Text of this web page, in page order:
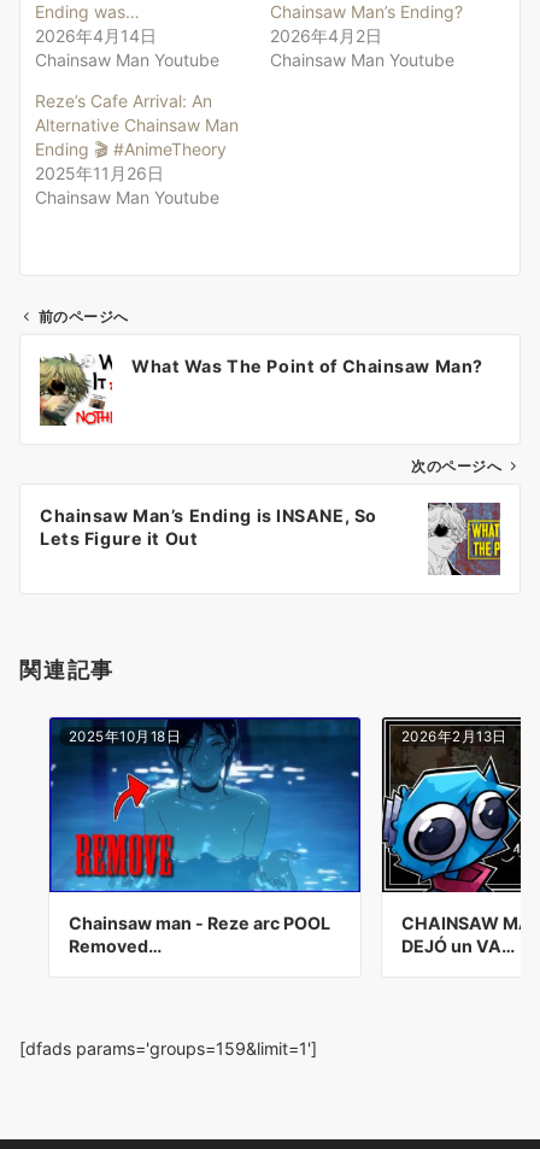
Ending was…
2026年4月14日
Chainsaw Man Youtube
Chainsaw Man’s Ending?
2026年4月2日
Chainsaw Man Youtube
Reze’s Cafe Arrival: An
Alternative Chainsaw Man
Ending 🎬 #AnimeTheory
2025年11月26日
Chainsaw Man Youtube
ビ
ン
前のページへ
What Was The Point of Chainsaw Man?
次のページへ
Chainsaw Man’s Ending is INSANE, So
Lets Figure it Out
関連記事
2025年10月18日
Chainsaw man - Reze arc POOL
Removed…
2026年2月13日
CHAINSAW
DEJÓ un VA…
[dfads params='groups=159&limit=1']